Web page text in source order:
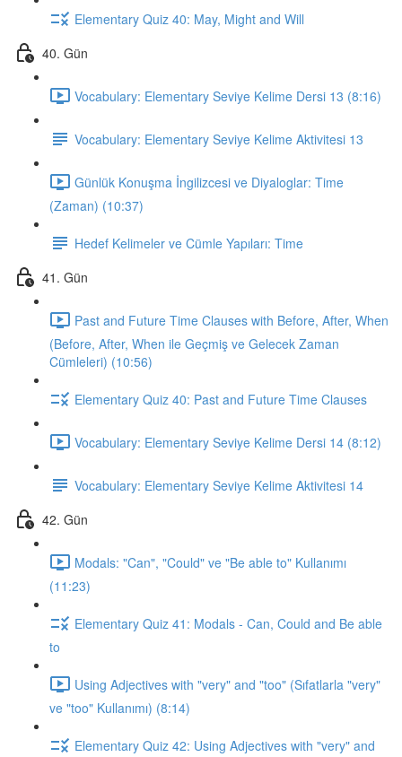
Elementary Quiz 40: May, Might and Will
40. Gün
Vocabulary: Elementary Seviye Kelime Dersi 13 (8:16)
Vocabulary: Elementary Seviye Kelime Aktivitesi 13
Günlük Konuşma İngilizcesi ve Diyaloglar: Time
(Zaman) (10:37)
Hedef Kelimeler ve Cümle Yapıları: Time
41. Gün
Past and Future Time Clauses with Before, After, When
(Before, After, When ile Geçmiş ve Gelecek Zaman
Cümleleri) (10:56)
Elementary Quiz 40: Past and Future Time Clauses
Vocabulary: Elementary Seviye Kelime Dersi 14 (8:12)
Vocabulary: Elementary Seviye Kelime Aktivitesi 14
42. Gün
Modals: "Can", "Could" ve "Be able to" Kullanımı
(11:23)
Elementary Quiz 41: Modals - Can, Could and Be able
to
Using Adjectives with "very" and "too" (Sıfatlarla "very"
ve "too" Kullanımı) (8:14)
Elementary Quiz 42: Using Adjectives with "very" and